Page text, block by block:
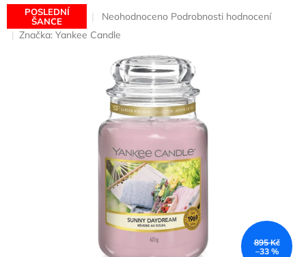
POSLEDNÍ
ŠANCE
Průměrné
hodnocení
produktu
0,0
5
hvězdiček.
Neohodnoceno Podrobnosti hodnocení
Značka: Yankee Candle
895 Kč
–33 %